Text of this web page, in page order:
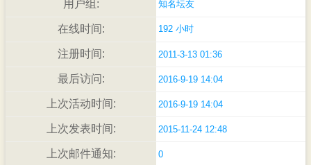
用户组: 知名坛友
在线时间: 192 小时
注册时间: 2011-3-13 01:36
最后访问: 2016-9-19 14:04
上次活动时间: 2016-9-19 14:04
上次发表时间: 2015-11-24 12:48
上次邮件通知: 0